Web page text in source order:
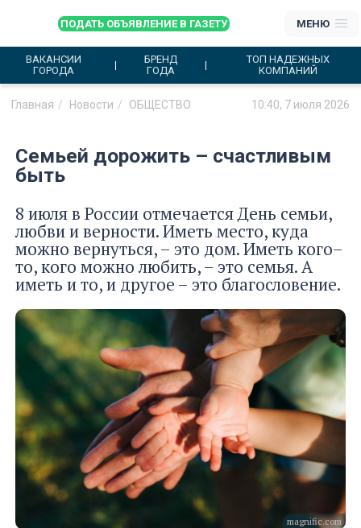
ПОДАТЬ ОБЪЯВЛЕНИЕ В ГАЗЕТУ МЕНЮ
ВАКАНСИИ
ГОРОДА
БРЕНД
ГОДА
ТОП НАДЕЖНЫХ
КОМПАНИЙ
Главная Новости ОБЩЕСТВО 10:40, 7 июля 2026
Семьей дорожить – счастливым
быть
8 июля в России отмечается День семьи,
любви и верности. Иметь место, куда
можно вернуться, – это дом. Иметь кого–
то, кого можно любить, – это семья. А
иметь и то, и другое – это благословение.
magnific.com